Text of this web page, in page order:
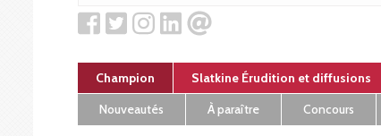
Champion Slatkine Érudition et diffusions
Nouveautés
À paraître Concours